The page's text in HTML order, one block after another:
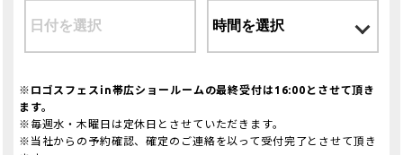
※ロゴスフェスin帯広ショールームの最終受付は16:00とさせて頂き
ます。
※毎週水・木曜日は定休日とさせていただきます。
※当社からの予約確認、確定のご連絡を以って受付完了とさせて頂き